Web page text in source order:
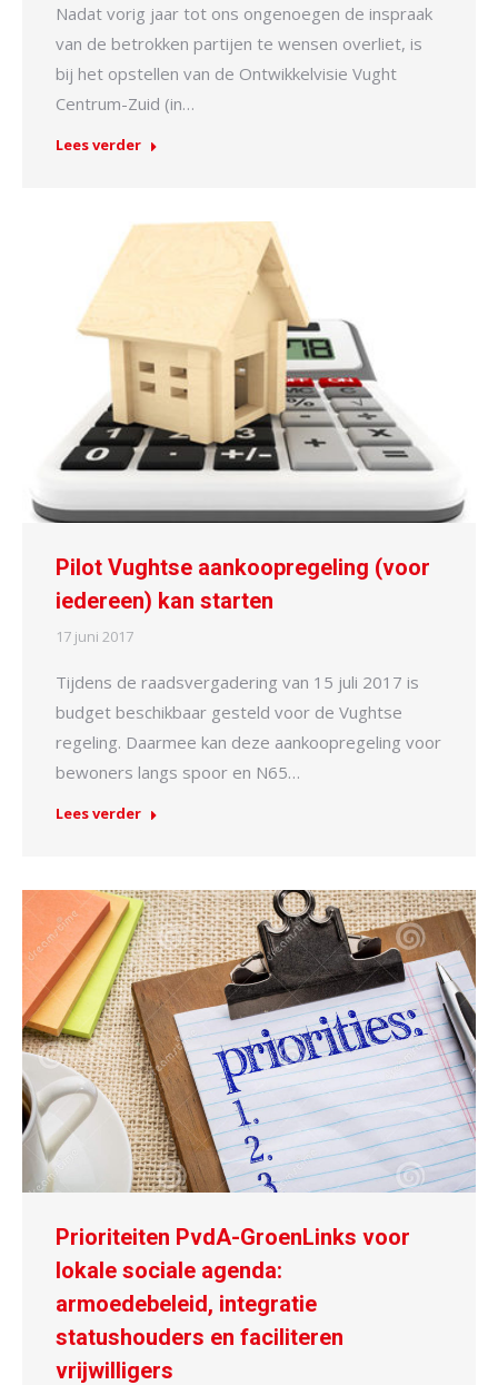
Nadat vorig jaar tot ons ongenoegen de inspraak
van de betrokken partijen te wensen overliet, is
bij het opstellen van de Ontwikkelvisie Vught
Centrum-Zuid (in…
Lees verder
Pilot Vughtse aankoopregeling (voor
iedereen) kan starten
17 juni 2017
Tijdens de raadsvergadering van 15 juli 2017 is
budget beschikbaar gesteld voor de Vughtse
regeling. Daarmee kan deze aankoopregeling voor
bewoners langs spoor en N65…
Lees verder
Prioriteiten PvdA-GroenLinks voor
lokale sociale agenda:
armoedebeleid, integratie
statushouders en faciliteren
vrijwilligers